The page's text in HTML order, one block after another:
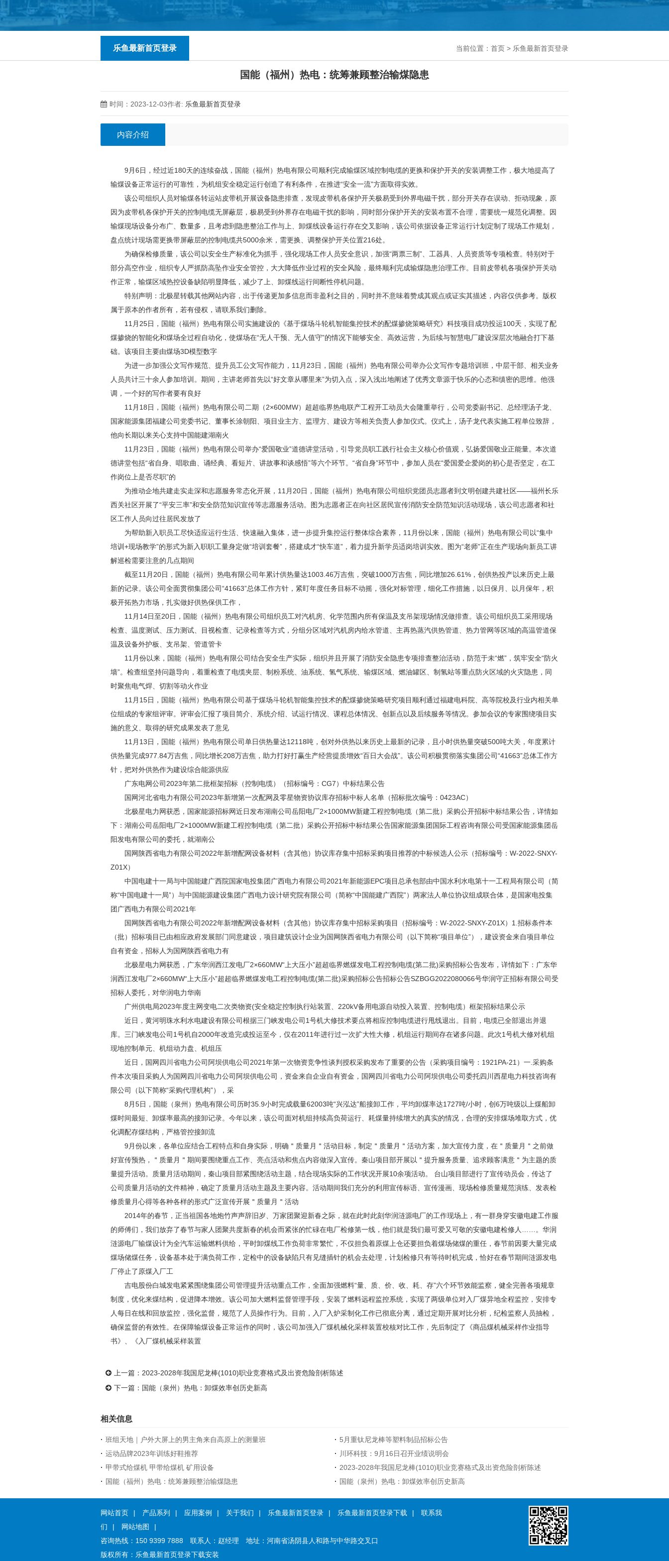
乐鱼最新首页登录 当前位置： 首页 > 乐鱼最新首页登录
国能（福州）热电：统筹兼顾整治输煤隐患
时间：2023-12-03作者: 乐鱼最新首页登录
内容介绍
9月6日，经过近180天的连续奋战，国能（福州）热电有限公司顺利完成输煤区域控制电缆的更换和保护开关的安装调整工作，极大地提高了
输煤设备正常运行的可靠性，为机组安全稳定运行创造了有利条件，在推进“安全一流”方面取得实效。
该公司组织人员对输煤各转运站皮带机开展设备隐患排查，发现皮带机各保护开关极易受到外界电磁干扰，部分开关存在误动、拒动现象，原
因为皮带机各保护开关的控制电缆无屏蔽层，极易受到外界存在电磁干扰的影响，同时部分保护开关的安装布置不合理，需要统一规范化调整。因
输煤现场设备分布广、数量多，且考虑到隐患整治工作与上、卸煤线设备运行存在交叉影响，该公司依据设备正常运行计划定制了现场工作规划，
盘点统计现场需更换带屏蔽层的控制电缆共5000余米，需更换、调整保护开关位置216处。
为确保检修质量，该公司以安全生产标准化为抓手，强化现场工作人员安全意识，加强“两票三制”、工器具、人员资质等专项检查。特别对于
部分高空作业，组织专人严抓防高坠作业安全管控，大大降低作业过程的安全风险，最终顺利完成输煤隐患治理工作。目前皮带机各项保护开关动
作正常，输煤区域热控设备缺陷明显降低，减少了上、卸煤线运行间断性停机问题。
特别声明：北极星转载其他网站内容，出于传递更加多信息而非盈利之目的，同时并不意味着赞成其观点或证实其描述，内容仅供参考。版权
属于原本的作者所有，若有侵权，请联系我们删除。
11月25日，国能（福州）热电有限公司实施建设的《基于煤场斗轮机智能集控技术的配煤掺烧策略研究》科技项目成功投运100天，实现了配
煤掺烧的智能化和煤场全过程自动化，使煤场在“无人干预、无人值守”的情况下能够安全、高效运营，为后续与智慧电厂建设深层次地融合打下基
础。该项目主要由煤场3D模型数字
为进一步加强公文写作规范、提升员工公文写作能力，11月23日，国能（福州）热电有限公司举办公文写作专题培训班，中层干部、相关业务
人员共计三十余人参加培训。期间，主讲老师首先以“好文章从哪里来”为切入点，深入浅出地阐述了优秀文章源于快乐的心态和缜密的思维。他强
调，一个好的写作者要有良好
11月18日，国能（福州）热电有限公司二期（2×600MW）超超临界热电联产工程开工动员大会隆重举行，公司党委副书记、总经理汤子龙、
国家能源集团福建公司党委书记、董事长涂朝阳、项目业主方、监理方、建设方等相关负责人参加仪式。仪式上，汤子龙代表实施工程单位致辞，
他向长期以来关心支持中国能建湖南火
11月23日，国能（福州）热电有限公司举办“爱国敬业”道德讲堂活动，引导党员职工践行社会主义核心价值观，弘扬爱国敬业正能量。本次道
德讲堂包括“省自身、唱歌曲、诵经典、看短片、讲故事和谈感悟”等六个环节。“省自身”环节中，参加人员在“爱国爱企爱岗的初心是否坚定，在工
作岗位上是否尽职”的
为推动企地共建走实走深和志愿服务常态化开展，11月20日，国能（福州）热电有限公司组织党团员志愿者到文明创建共建社区——福州长乐
西关社区开展了“平安三率”和安全防范知识宣传等志愿服务活动。图为志愿者正在向社区居民宣传消防安全防范知识活动现场，该公司志愿者和社
区工作人员向过往居民发放了
为帮助新入职员工尽快适应运行生活、快速融入集体，进一步提升集控运行整体综合素养，11月份以来，国能（福州）热电有限公司以“集中
培训+现场教学”的形式为新入职职工量身定做“培训套餐”，搭建成才“快车道”，着力提升新学员适岗培训实效。图为“老师”正在生产现场向新员工讲
解巡检需要注意的几点期间
截至11月20日，国能（福州）热电有限公司年累计供热量达1003.46万吉焦，突破1000万吉焦，同比增加26.61%，创供热投产以来历史上最
新的记录。该公司全面贯彻集团公司“41663”总体工作方针，紧盯年度任务目标不动摇，强化对标管理，细化工作措施，以日保月、以月保年，积
极开拓热力市场，扎实做好供热保供工作，
11月14日至20日，国能（福州）热电有限公司组织员工对汽机房、化学范围内所有保温及支吊架现场情况做排查。该公司组织员工采用现场
检查、温度测试、压力测试、目视检查、记录检查等方式，分组分区域对汽机房内给水管道、主再热蒸汽供热管道、热力管网等区域的高温管道保
温及设备外护板、支吊架、管道管卡
11月份以来，国能（福州）热电有限公司结合安全生产实际，组织并且开展了消防安全隐患专项排查整治活动，防范于未“燃”，筑牢安全“防火
墙”。检查组坚持问题导向，着重检查了电缆夹层、制粉系统、油系统、氢气系统、输煤区域、燃油罐区、制氢站等重点防火区域的火灾隐患，同
时聚焦电气焊、切割等动火作业
11月15日，国能（福州）热电有限公司基于煤场斗轮机智能集控技术的配煤掺烧策略研究项目顺利通过福建电科院、高等院校及行业内相关单
位组成的专家组评审。评审会汇报了项目简介、系统介绍、试运行情况、课程总体情况、创新点以及后续服务等情况。参加会议的专家围绕项目实
施的意义、取得的研究成果发表了意见
11月13日，国能（福州）热电有限公司单日供热量达12118吨，创对外供热以来历史上最新的记录，且小时供热量突破500吨大关，年度累计
供热量完成977.84万吉焦，同比增长208万吉焦，助力打好打赢生产经营提质增效“百日大会战”。该公司积极贯彻落实集团公司“41663”总体工作方
针，把对外供热作为建设综合能源供应
广东电网公司2023年第二批框架招标（控制电缆）（招标编号：CG7）中标结果公告
国网河北省电力有限公司2023年新增第一次配网及零星物资协议库存招标中标人名单（招标批次编号：0423AC）
北极星电力网获悉，国家能源招标网近日发布湖南公司岳阳电厂2×1000MW新建工程控制电缆（第二批）采购公开招标中标结果公告，详情如
下：湖南公司岳阳电厂2×1000MW新建工程控制电缆（第二批）采购公开招标中标结果公告国家能源集团国际工程咨询有限公司受国家能源集团岳
阳发电有限公司的委托，就湖南公
国网陕西省电力有限公司2022年新增配网设备材料（含其他）协议库存集中招标采购项目推荐的中标候选人公示（招标编号：W-2022-SNXY-
Z01X）
中国电建十一局与中国能建广西院国家电投集团广西电力有限公司2021年新能源EPC项目总承包部由中国水利水电第十一工程局有限公司（简
称“中国电建十一局”）与中国能源建设集团广西电力设计研究院有限公司（简称“中国能建广西院”）两家法人单位协议组成联合体，是国家电投集
团广西电力有限公司2021年
国网陕西省电力有限公司2022年新增配网设备材料（含其他）协议库存集中招标采购项目（招标编号：W-2022-SNXY-Z01X）1.招标条件本
（批）招标项目已由相应政府发展部门同意建设，项目建筑设计企业为国网陕西省电力有限公司（以下简称“项目单位”），建设资金来自项目单位
自有资金，招标人为国网陕西省电力有
北极星电力网获悉，广东华润西江发电厂2×660MW“上大压小”超超临界燃煤发电工程控制电缆(第二批)采购招标公告发布，详情如下：广东华
润西江发电厂2×660MW“上大压小”超超临界燃煤发电工程控制电缆(第二批)采购招标公告招标公告SZBGG2022080066号华润守正招标有限公司受
招标人委托，对华润电力华南
广州供电局2023年度主网变电二次类物资(安全稳定控制执行站装置、220kV备用电源自动投入装置、控制电缆）框架招标结果公示
近日，黄河明珠水利水电建设有限公司根据三门峡发电公司1号机大修技术要点将相应控制电缆进行甩线退出。目前，电缆已全部退出并退
库。三门峡发电公司1号机自2000年改造完成投运至今，仅在2011年进行过一次扩大性大修，机组运行期间存在诸多问题。此次1号机大修对机组
现地控制单元、机组动力盘、机组压
近日，国网四川省电力公司阿坝供电公司2021年第一次物资竞争性谈判授权采购发布了重要的公告（采购项目编号：1921PA-21）一.采购条
件本次项目采购人为国网四川省电力公司阿坝供电公司，资金来自企业自有资金，国网四川省电力公司阿坝供电公司委托四川西星电力科技咨询有
限公司（以下简称“采购代理机构”），采
8月5日，国能（泉州）热电有限公司历时35.9小时完成载量62003吨“兴泓达”船接卸工作，平均卸煤率达1727吨/小时，创6万吨级以上煤船卸
煤时间最短、卸煤率最高的接卸记录。今年以来，该公司面对机组持续高负荷运行、耗煤量持续增大的真实的情况，合理的安排煤场堆取方式，优
化调配存煤结构，严格管控接卸流
9月份以来，各单位应结合工程特点和自身实际，明确＂质量月＂活动目标，制定＂质量月＂活动方案，加大宣传力度，在＂质量月＂之前做
好宣传预热，＂质量月＂期间要围绕重点工作、亮点活动和焦点内容做深入宣传。秦山项目部开展以＂提升服务质量、追求顾客满意＂为主题的质
量提升活动。质量月活动期间，秦山项目部紧围绕活动主题，结合现场实际的工作状况开展10余项活动。 台山项目部进行了宣传动员会，传达了
公司质量月活动的文件精神，确定了质量月活动主题及主要内容。活动期间我们充分的利用宣传标语、宣传漫画、现场检修质量规范演练、发表检
修质量月心得等各种各样的形式广泛宣传开展＂质量月＂活动
2014年的春节，正当祖国各地炮竹声声辞旧岁、万家团聚迎新春之际，就在此时此刻华润涟源电厂的工作现场上，有一群身穿安徽电建工作服
的师傅们，我们放弃了春节与家人团聚共度新春的机会而紧张的忙碌在电厂检修第一线，他们就是我们最可爱又可敬的安徽电建检修人……。华润
涟源电厂输煤设计为全汽车运输燃料供给，平时卸煤线工作负荷非常繁忙，不仅担负着原煤上仓还要担负着煤场储煤的重任，春节前因要大量完成
煤场储煤任务，设备基本处于满负荷工作，定检中的设备缺陷只有见缝插针的机会去处理，计划检修只有等待时机完成，恰好在春节期间涟源发电
厂停止了原煤入厂工
吉电股份白城发电紧紧围绕集团公司管理提升活动重点工作，全面加强燃料“量、质、价、收、耗、存”六个环节效能监察，健全完善各项规章
制度，优化来煤结构，促进降本增效。该公司加大燃料监督管理手段，安装了燃料远程监控系统，实现了两级单位对入厂煤异地全程监控，安排专
人每日在线和回放监控，强化监督，规范了人员操作行为。目前，入厂入炉采制化工作已彻底分离，通过定期开展对比分析，纪检监察人员抽检，
确保监督的有效性。在保障输煤设备正常运作的同时，该公司加强入厂煤机械化采样装置校核对比工作，先后制定了《商品煤机械采样作业指导
书》、《入厂煤机械采样装置
上一篇： 2023-2028年我国尼龙棒(1010)职业竞赛格式及出资危险剖析陈述
下一篇： 国能（泉州）热电：卸煤效率创历史新高
相关信息
· 班组天地｜户外大屏上的男主角来自高原上的测量班 · 5月重钛尼龙棒等塑料制品招标公告
· 运动品牌2023年训练好鞋推荐 ·
川环科技：9月16日召开业绩说明会
· 甲带式给煤机 甲带给煤机 矿用设备 · 2023-2028年我国尼龙棒(1010)职业竞赛格式及出资危险剖析陈述
· 国能（福州）热电：统筹兼顾整治输煤隐患 · 国能（泉州）热电：卸煤效率创历史新高
网站首页 | 产品系列 | 应用案例 | 关于我们 | 乐鱼最新首页登录 | 乐鱼最新首页登录下载 |
联系我
们
| 网站地图
|
咨询热线： 150 9399 7888 联系人： 赵经理 地址： 河南省汤阴县人和路与中华路交叉口
版权所有： 乐鱼最新首页登录下载安装